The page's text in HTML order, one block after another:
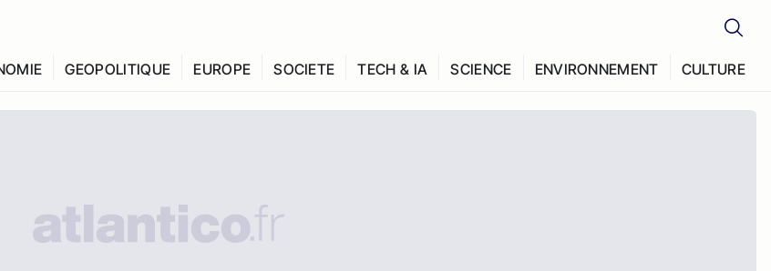
GEOPOLITIQUE EUROPE SOCIETE TECH & IA SCIENCE ENVIRONNEMENT CULTURE